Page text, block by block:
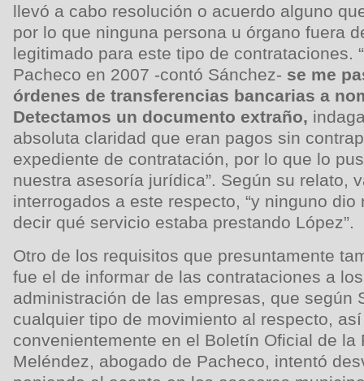
llevó a cabo resolución o acuerdo alguno
por lo que ninguna persona u órgano fuera
legitimado para este tipo de contrataciones.
Pacheco en 2007 -contó Sánchez- se me
órdenes de transferencias bancarias a
Detectamos un documento extraño,
absoluta claridad que eran pagos sin
expediente de contratación, por lo que lo
nuestra asesoría jurídica”. Según su relato,
interrogados a este respecto, “y ninguno dio
decir qué servicio estaba prestando López”.
Otro de los requisitos que presuntamente
fue el de informar de las contrataciones a
administración de las empresas, que según
cualquier tipo de movimiento al respecto,
convenientemente en el Boletín Oficial de
Meléndez, abogado de Pacheco, intentó